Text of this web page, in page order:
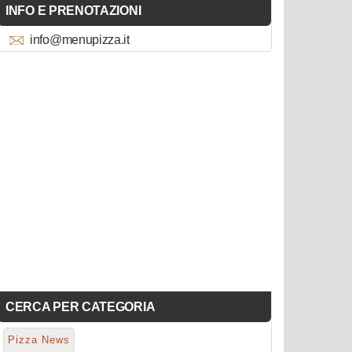
INFO E PRENOTAZIONI
info@menupizza.it
CERCA PER CATEGORIA
Pizza News